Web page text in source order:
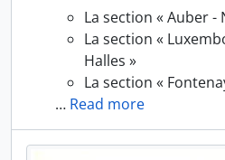
La section « Auber -
La section «
Halles »
La section «
… Read more